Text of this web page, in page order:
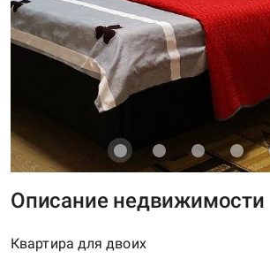
Описание недвижимости
Квартира для двоих